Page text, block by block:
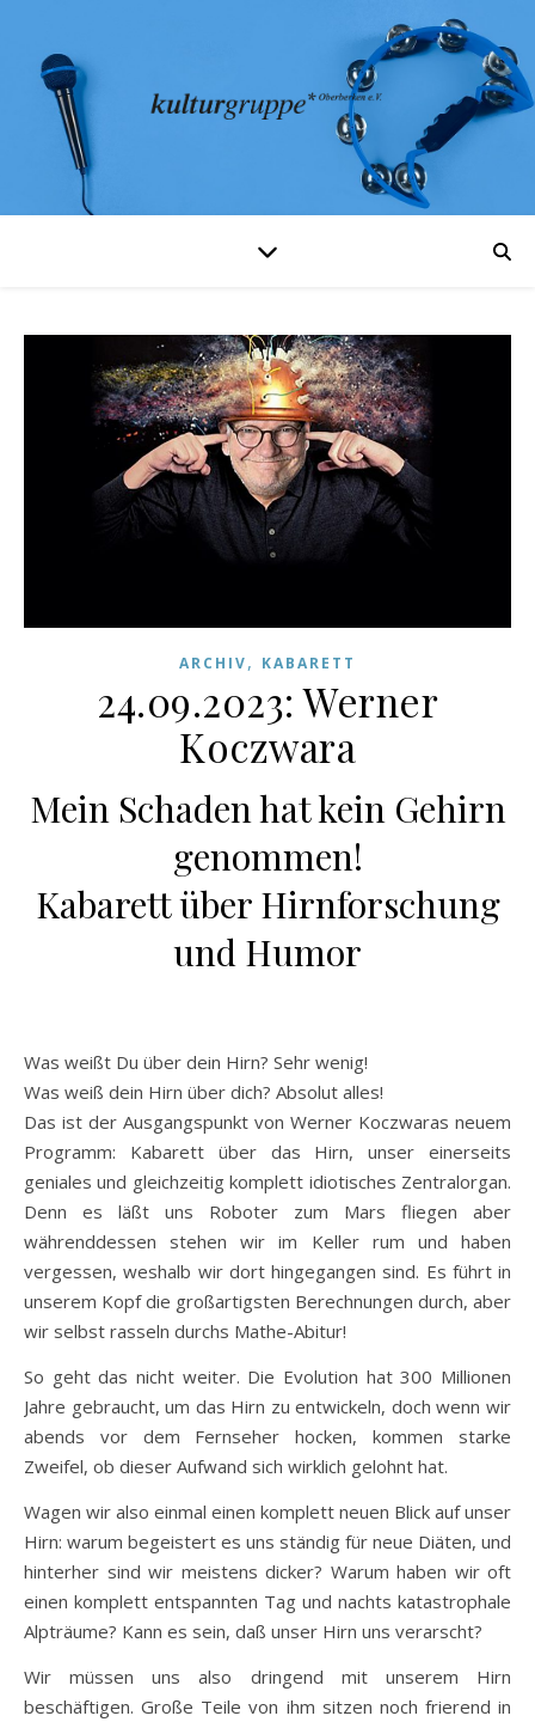
ARCHIV, KABARETT
24.09.2023: Werner
Koczwara
Mein Schaden hat kein Gehirn
genommen!
Kabarett über Hirnforschung
und Humor
Was weißt Du über dein Hirn? Sehr wenig!
Was weiß dein Hirn über dich? Absolut alles!
Das ist der Ausgangspunkt von Werner Koczwaras neuem
Programm: Kabarett über das Hirn, unser einerseits
geniales und gleichzeitig komplett idiotisches Zentralorgan.
Denn es läßt uns Roboter zum Mars fliegen aber
währenddessen stehen wir im Keller rum und haben
vergessen, weshalb wir dort hingegangen sind. Es führt in
unserem Kopf die großartigsten Berechnungen durch, aber
wir selbst rasseln durchs Mathe-Abitur!
So geht das nicht weiter. Die Evolution hat 300 Millionen
Jahre gebraucht, um das Hirn zu entwickeln, doch wenn wir
abends vor dem Fernseher hocken, kommen starke
Zweifel, ob dieser Aufwand sich wirklich gelohnt hat.
Wagen wir also einmal einen komplett neuen Blick auf unser
Hirn: warum begeistert es uns ständig für neue Diäten, und
hinterher sind wir meistens dicker? Warum haben wir oft
einen komplett entspannten Tag und nachts katastrophale
Alpträume? Kann es sein, daß unser Hirn uns verarscht?
Wir müssen uns also dringend mit unserem Hirn
beschäftigen. Große Teile von ihm sitzen noch frierend in